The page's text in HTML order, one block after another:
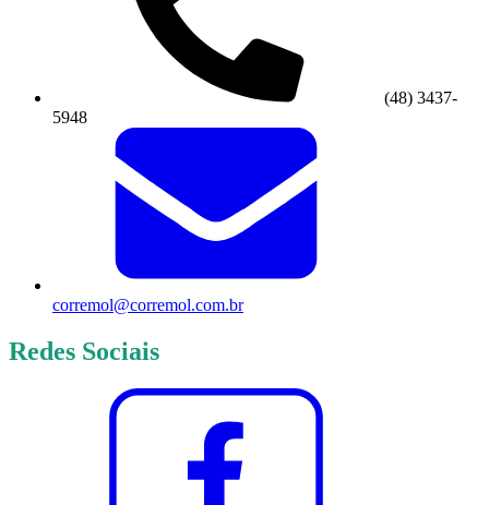
(48) 3437-
5948
corremol@corremol.com.br
Redes Sociais